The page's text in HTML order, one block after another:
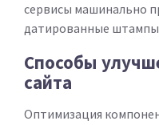
сервисы машинально
датированные штампы
Способы
сайта
Оптимизация